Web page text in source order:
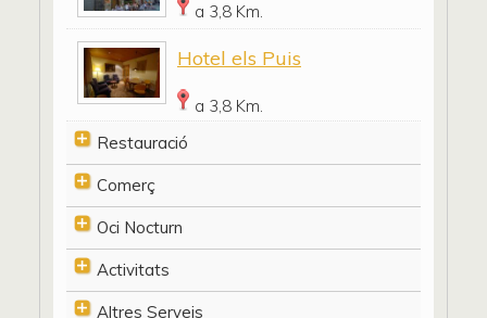
a 3,8 Km.
Hotel els Puis
a 3,8 Km.
Restauració
Comerç
Oci Nocturn
Activitats
Altres Serveis